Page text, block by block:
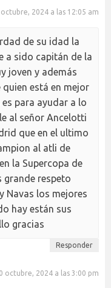
octubre, 2024 a las 12:05 am
de su idad la
a sido capitán de la
joven y además
está en mejor
para ayudar a lo
al señor Ancelotti
que en el ultimo
al atli de
la Supercopa de
grande respeto
Navas los mejores
hay están sus
gracias
Responder
octubre, 2024 a las 3:00 pm